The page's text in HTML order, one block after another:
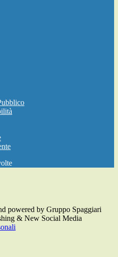
powered by Gruppo Spaggiari
& New Social Media